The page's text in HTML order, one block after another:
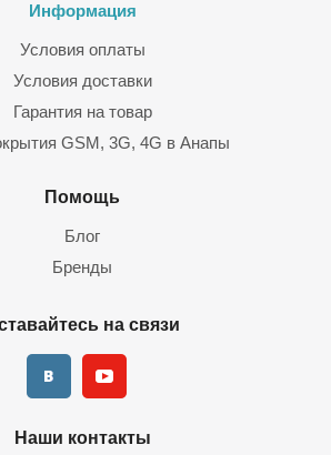
Информация
Условия оплаты
Условия доставки
Гарантия на товар
GSM, 3G, 4G в Анапы
Помощь
Блог
Бренды
на связи
Наши контакты